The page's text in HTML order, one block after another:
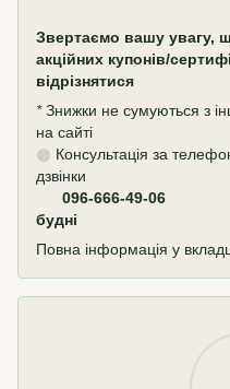
Звертаємо вашу увагу,
акційних купонів/
відрізнятися
*Знижки не сумуються з
на сайті
Консультація за
дзвінки
096-666-49-
будні
Повна інформація у